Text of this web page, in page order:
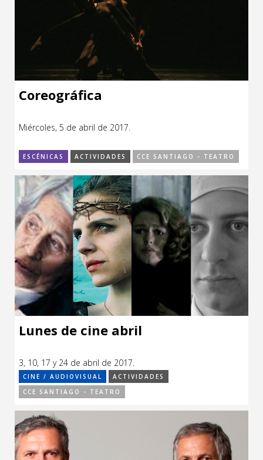
Coreográfica
Miércoles, 5 de abril de 2017.
ESCÉNICAS ACTIVIDADES CCE SANTIAGO - TEATRO
Lunes de cine abril
3, 10, 17 y 24 de abril de 2017.
CINE / AUDIOVISUAL
ACTIVIDADES
CCE SANTIAGO - TEATRO